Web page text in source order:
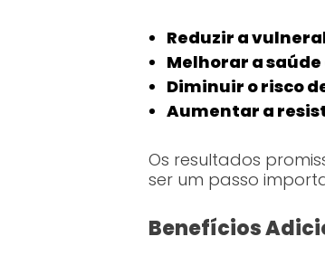
Reduzir a
Melhorar a
Diminuir o risco
Aumentar a
Os resultados
ser um passo
Benefícios